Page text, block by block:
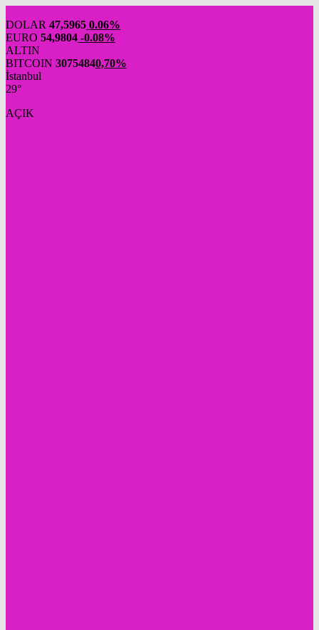
DOLAR 47,5965 0.06%
EURO 54,9804 -0.08%
ALTIN
BITCOIN 30754840,70%
İstanbul
29°
AÇIK